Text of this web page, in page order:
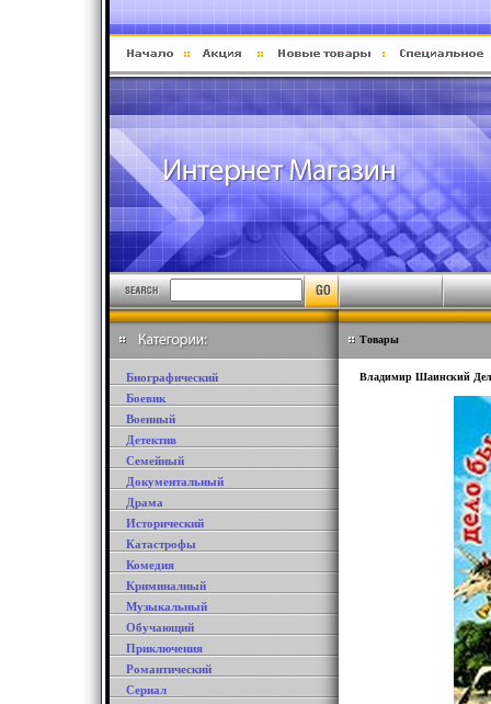
Биографический
Боевик
Военный
Детектив
Семейный
Документальный
Драма
Исторический
Катастрофы
Комедия
Криминалный
Музыкальный
Обучающий
Приключения
Романтический
Сериал
Товары
Владимир Шаинский